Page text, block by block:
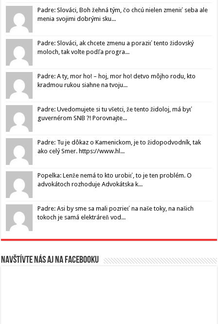
Padre: Slováci, Boh žehná tým, čo chcú nielen zmeniť seba ale
menia svojimi dobrými sku...
Padre: Slováci, ak chcete zmenu a poraziť tento židovský
moloch, tak volte podľa progra...
Padre: A ty, mor ho! – hoj, mor ho! detvo môjho rodu, kto
kradmou rukou siahne na tvoju...
Padre: Uvedomujete si tu všetci, že tento židoloj, má byť
guvernérom SNB ?! Porovnajte...
Padre: Tu je dôkaz o Kamenickom, je to židopodvodník, tak
ako celý Smer. https://www.hl...
Popelka: Lenže nemá to kto urobiť, to je ten problém. O
advokátoch rozhoduje Advokátska k...
Padre: Asi by sme sa mali pozrieť na naše toky, na našich
tokoch je samá elektráreň vod...
Navštívte nás aj na Facebooku